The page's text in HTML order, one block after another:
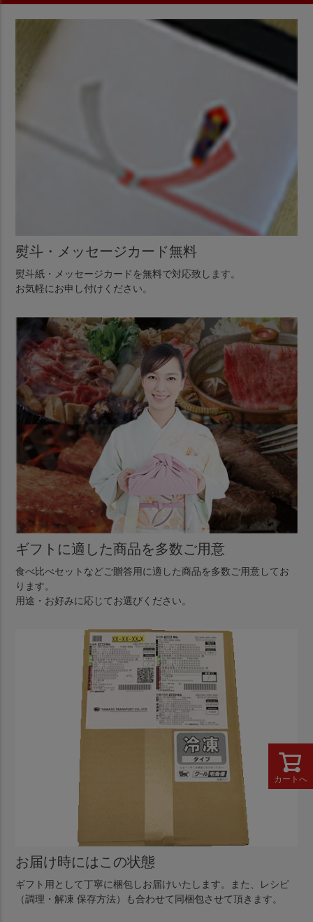
カートへ
熨斗・メッセージカード無料
熨斗紙・メッセージカードを無料で対応致します。
お気軽にお申し付けください。
ギフトに適した商品を多数ご用意
食べ比べセットなどご贈答用に適した商品を多数ご用意してお
ります。
用途・お好みに応じてお選びください。
お届け時にはこの状態
ギフト用として丁寧に梱包しお届けいたします。また、レシピ
（調理・解凍 保存方法）も合わせて同梱包させて頂きます。